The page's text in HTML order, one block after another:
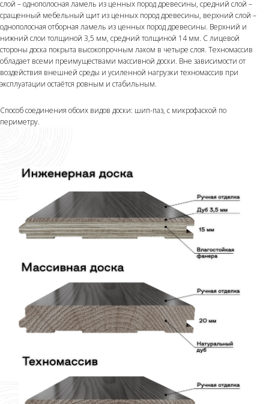
слой – однополосная ламель из ценных пород древесины, средний слой –
сращенный мебельный щит из ценных пород древесины, верхний слой –
однополосная отборная ламель из ценных пород древесины. Верхний и
нижний слои толщиной 3,5 мм, средний толщиной 14 мм. С лицевой
стороны доска покрыта высокопрочным лаком в четыре слоя. Техномассив
обладает всеми преимуществами массивной доски. Вне зависимости от
воздействия внешней среды и усиленной нагрузки техномассив при
эксплуатации остаётся ровным и стабильным.
Способ соединения обоих видов доски: шип-паз, с микрофаской по
периметру.